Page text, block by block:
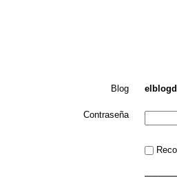
Blog
Contraseña